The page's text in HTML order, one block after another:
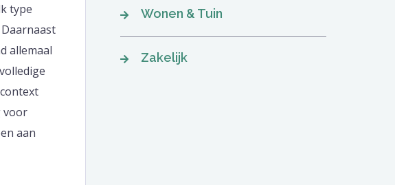
type
allemaal
voor
aan
Wonen & Tuin
Zakelijk